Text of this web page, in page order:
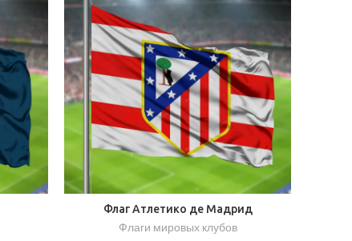
Флаг Атлетико де Мадрид
Флаги мировых клубов